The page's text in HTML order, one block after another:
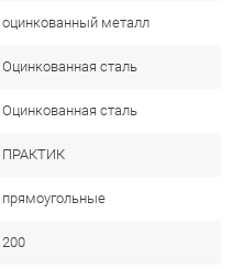
оцинкованный металл
Оцинкованная сталь
Оцинкованная сталь
ПРАКТИК
прямоугольные
200